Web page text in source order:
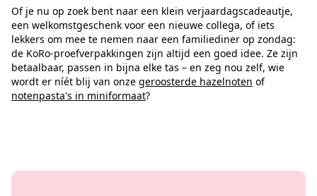
Of je nu op zoek bent naar een klein verjaardagscadeautje,
een welkomstgeschenk voor een nieuwe collega, of iets
lekkers om mee te nemen naar een familiediner op zondag:
de KoRo-proefverpakkingen zijn altijd een goed idee. Ze zijn
betaalbaar, passen in bijna elke tas – en zeg nou zelf, wie
wordt er níét blij van onze geroosterde hazelnoten of
notenpasta's in miniformaat?